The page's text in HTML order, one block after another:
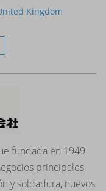
Kingdom
fundada en 1949
principales
y soldadura, nuevos